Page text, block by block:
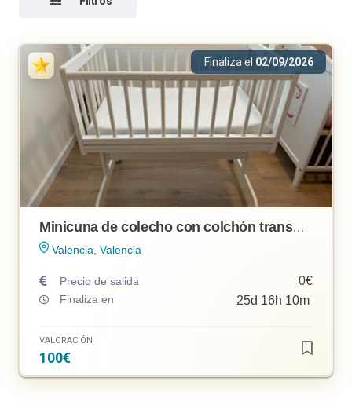
Finaliza el 02/09/2026
Minicuna de colecho con colchón transpirable en Valencia
Valencia, Valencia
Precio de salida 0€
Finaliza en 25d 16h 10m
VALORACIÓN
100€